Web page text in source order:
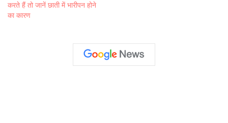
करते हैं तो जानें छाती में भारीपन होने
का कारण